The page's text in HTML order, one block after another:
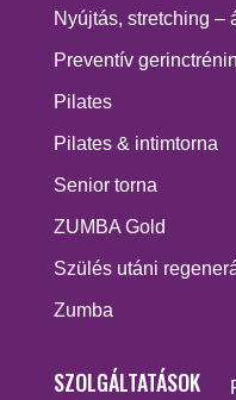
Nyújtás, stretching –
Preventív
Pilates
Pilates & intimtorna
Senior torna
ZUMBA Gold
Szülés utáni
Zumba
SZOLGÁLTATÁSOK